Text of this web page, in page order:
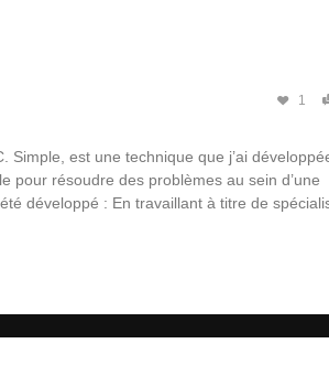
1
Simple, est une technique que j’ai
pour résoudre des problèmes au sein d’une
développé : En travaillant à titre de